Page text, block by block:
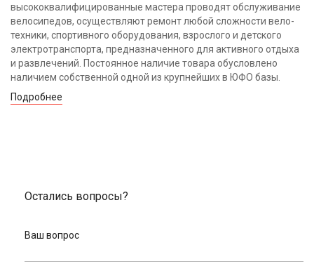
высококвалифицированные мастера проводят обслуживание
велосипедов, осуществляют ремонт любой сложности вело-
техники, спортивного оборудования, взрослого и детского
электротранспорта, предназначенного для активного отдыха
и развлечений. Постоянное наличие товара обусловлено
наличием собственной одной из крупнейших в ЮФО базы.
Подробнее
Остались вопросы?
Ваш вопрос